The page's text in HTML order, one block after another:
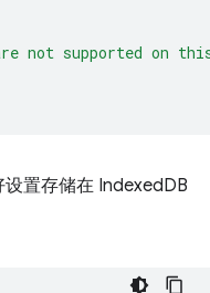
not supported on
置存储在 IndexedDB